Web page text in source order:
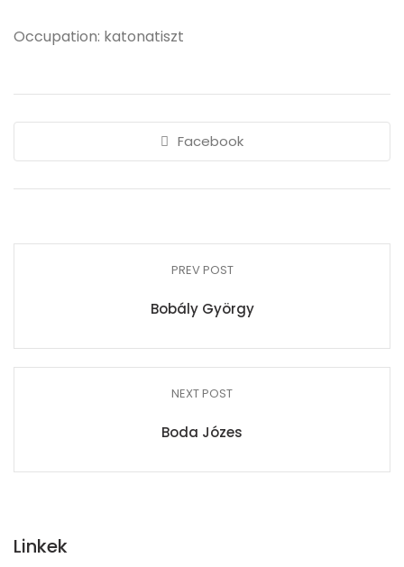
Occupation: katonatiszt
Facebook
PREV POST
Bobály György
NEXT POST
Boda Józes
Linkek